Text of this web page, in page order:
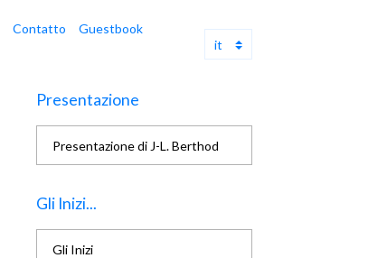
Contatto Guestbook
Presentazione
Presentazione di J-L. Berthod
Gli Inizi...
Gli Inizi